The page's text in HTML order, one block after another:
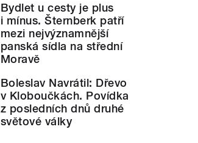
Bydlet u cesty je plus
i mínus. Šternberk patří
mezi nejvýznamnější
panská sídla na střední
Moravě
Boleslav Navrátil: Dřevo
v Kloboučkách. Povídka
z posledních dnů druhé
světové války